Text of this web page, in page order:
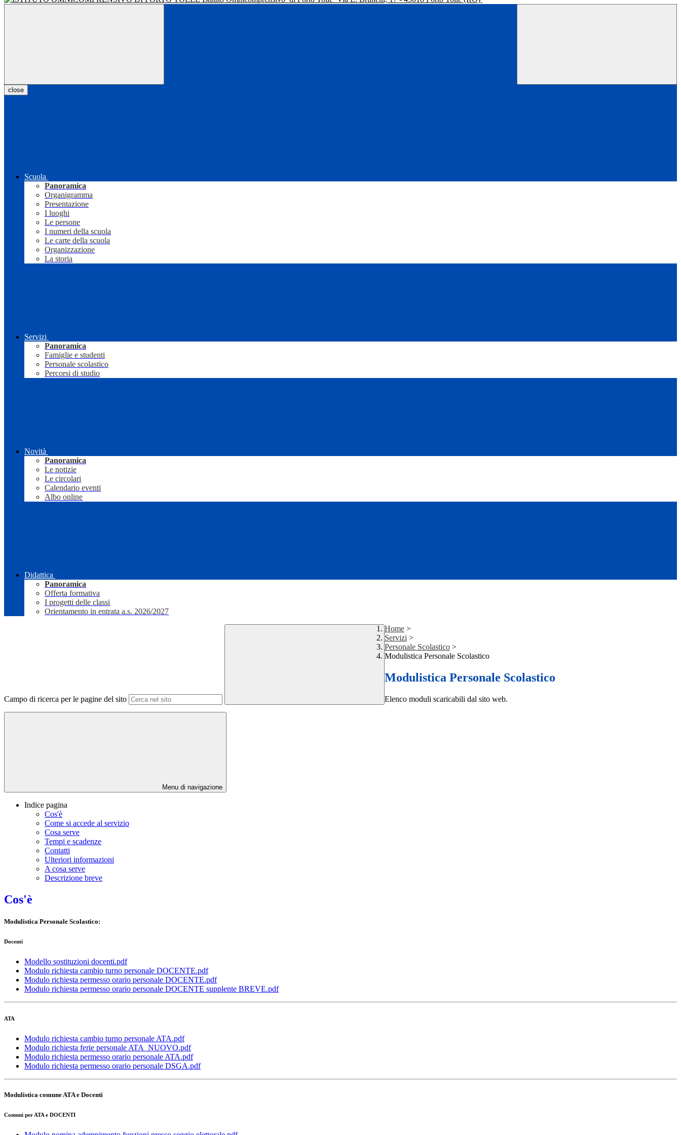
close
Scuola
Panoramica
Organigramma
Presentazione
I luoghi
Le persone
I numeri della scuola
Le carte della scuola
Organizzazione
La storia
Servizi
Panoramica
Famiglie e studenti
Personale scolastico
Percorsi di studio
Novità
Panoramica
Le notizie
Le circolari
Calendario eventi
Albo online
Didattica
Panoramica
Offerta formativa
I progetti delle classi
Orientamento in entrata a.s. 2026/2027
Campo di ricerca per le pagine del sito
Home >
Servizi >
Personale Scolastico >
Modulistica Personale Scolastico
Modulistica Personale Scolastico
Elenco moduli scaricabili dal sito web.
Menu di navigazione
Indice pagina
Cos'è
Come si accede al servizio
Cosa serve
Tempi e scadenze
Contatti
Ulteriori informazioni
A cosa serve
Descrizione breve
Cos'è
Modulistica Personale Scolastico:
Docenti
Modello sostituzioni docenti.pdf
Modulo richiesta cambio turno personale DOCENTE.pdf
Modulo richiesta permesso orario personale DOCENTE.pdf
Modulo richiesta permesso orario personale DOCENTE supplente BREVE.pdf
ATA
Modulo richiesta cambio turno personale ATA.pdf
Modulo richiesta ferie personale ATA_NUOVO.pdf
Modulo richiesta permesso orario personale ATA.pdf
Modulo richiesta permesso orario personale DSGA.pdf
Modulistica comune ATA e Docenti
Comuni per ATA e DOCENTI